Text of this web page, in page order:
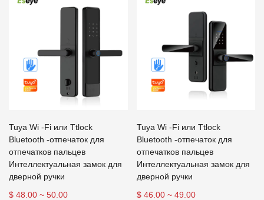
Tuya Wi -Fi или Ttlock
Bluetooth -отпечаток для
отпечатков пальцев
Интеллектуальная замок для
дверной ручки
$ 48.00 ~ 50.00
Tuya Wi -Fi или Ttlock
Bluetooth -отпечаток для
отпечатков пальцев
Интеллектуальная замок для
дверной ручки
$ 46.00 ~ 49.00